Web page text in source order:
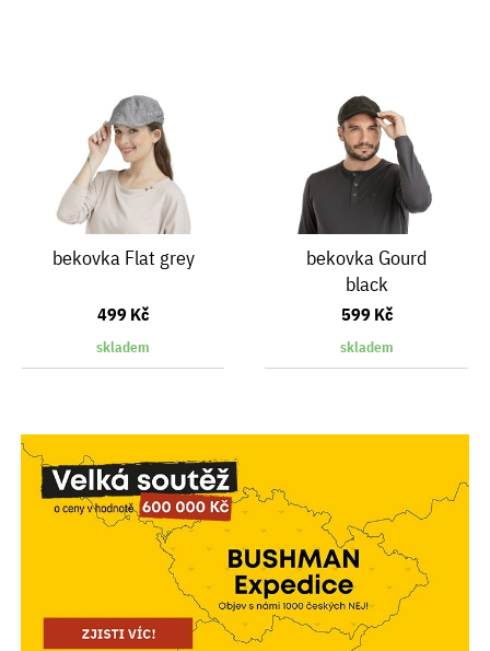
bekovka Flat grey
499 Kč
skladem
bekovka Gourd
black
599 Kč
skladem